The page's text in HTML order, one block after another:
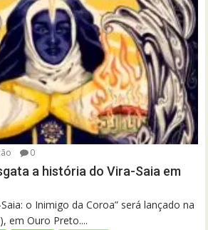
0
a história do Vira-Saia em
o Inimigo da Coroa” será lançado na
em Ouro Preto....